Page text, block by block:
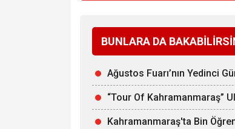
BUNLARA DA
Ağustos Fuarı’nın Yedinci
“Tour Of Kahramanmaraş”
Kahramanmaraş'ta Bin